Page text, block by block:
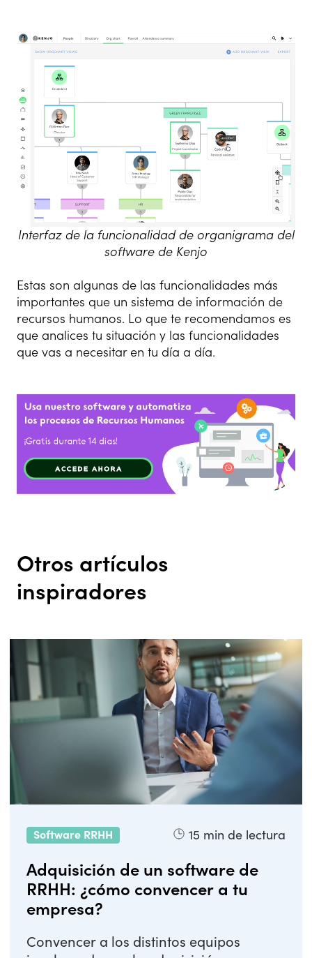
Interfaz de la funcionalidad de organigrama del
software de Kenjo
Estas son algunas de las funcionalidades más
importantes que un sistema de información de
recursos humanos. Lo que te recomendamos es
que analices tu situación y las funcionalidades
que vas a necesitar en tu día a día.
Otros artículos
inspiradores
Software RRHH 15 min de lectura
Adquisición de un software de
RRHH: ¿cómo convencer a tu
empresa?
Convencer a los distintos equipos